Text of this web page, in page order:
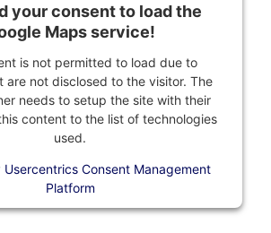
your consent to load the
Maps service!
is not permitted to load due to
are not disclosed to the visitor. The
needs to setup the site with their
content to the list of technologies
used.
Usercentrics Consent Management
Platform